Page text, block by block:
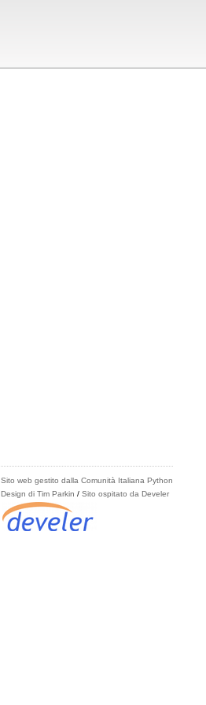
Sito web gestito dalla Comunità Italiana Python
Design di Tim Parkin /Sito ospitato da Develer